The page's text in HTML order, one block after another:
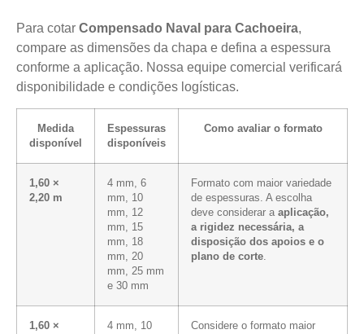
Para cotar Compensado Naval para Cachoeira,
compare as dimensões da chapa e defina a espessura
conforme a aplicação. Nossa equipe comercial verificará
disponibilidade e condições logísticas.
Medida
disponível
Espessuras
disponíveis
Como avaliar o formato
1,60 ×
2,20 m
4 mm, 6
mm, 10
mm, 12
mm, 15
mm, 18
mm, 20
mm, 25 mm
e 30 mm
Formato com maior variedade
de espessuras. A escolha
deve considerar a aplicação,
a rigidez necessária, a
disposição dos apoios e o
plano de corte.
1,60 ×
4 mm, 10
Considere o formato maior